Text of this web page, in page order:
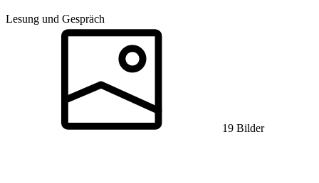
Lesung und Gespräch
19 Bilder